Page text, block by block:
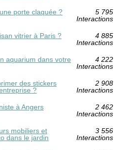
porte claquée ?
5 795
Interactions
vitrier à Paris ?
4 885
Interactions
aquarium dans votre
4 222
Interactions
des stickers
?
2 908
Interactions
à Angers
2 462
Interactions
mobiliers et
dans le jardin
3 556
Interactions